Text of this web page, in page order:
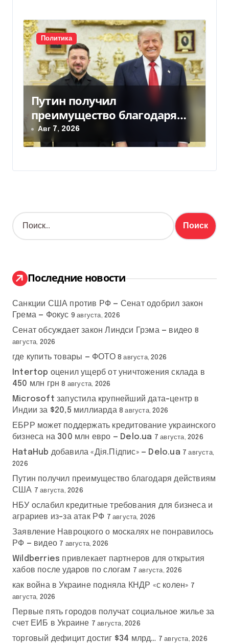
Политика
Путин получил
преимущество благодаря
действиям США
Авг 7, 2026
Н
а
:
Последние новости
Санкции США против РФ — Сенат одобрил закон
Грема — Фокус 9 августа, 2026
Сенат обсуждает закон Линдси Грэма — видео 8
августа, 2026
где купить товары — ФОТО 8 августа, 2026
Intertop оценил ущерб от уничтожения склада в
450 млн грн 8 августа, 2026
Microsoft запустила крупнейший дата-центр в
Индии за $20,5 миллиарда 8 августа, 2026
ЕБРР может поддержать кредитование украинского
бизнеса на 300 млн евро — Delo.ua 7 августа, 2026
HataHub добавила «Дія.Підпис» — Delo.ua 7 августа,
2026
Путин получил преимущество благодаря действиям
США 7 августа, 2026
НБУ ослабил кредитные требования для бизнеса и
аграриев из-за атак РФ 7 августа, 2026
Заявление Навроцкого о москалях не понравилось
РФ — видео 7 августа, 2026
Wildberries привлекает партнеров для открытия
хабов после ударов по слогам
7 августа, 2026
как война в Украине подняла КНДР «с колен» 7
августа, 2026
Первые пять городов получат социальное жилье за
счет ЕИБ в Украине 7 августа, 2026
торговый дефицит достиг $34 млрд… 7 августа, 2026